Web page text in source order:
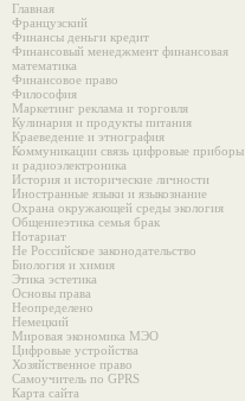
Главная
Французский
Финансы деньги кредит
Финансовый менеджмент финансовая
математика
Финансовое право
Философия
Маркетинг реклама и торговля
Кулинария и продукты питания
Краеведение и этнография
Коммуникации связь цифровые приборы
и радиоэлектроника
История и исторические личности
Иностранные языки и языкознание
Охрана окружающей среды экология
Общениеэтика семья брак
Нотариат
Не Российское законодательство
Биология и химия
Этика эстетика
Основы права
Неопределено
Немецкий
Мировая экономика МЭО
Цифровые устройства
Хозяйственное право
Самоучитель по GPRS
Карта сайта